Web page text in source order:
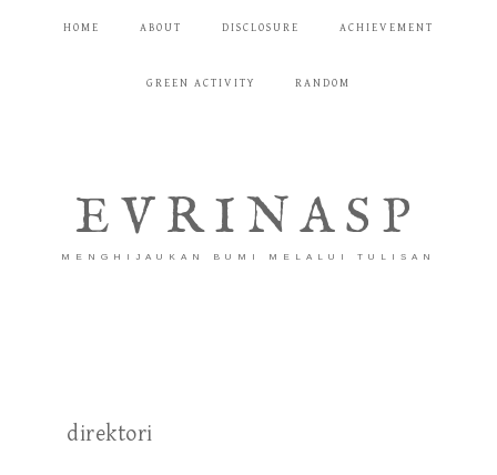
HOME ABOUT DISCLOSURE ACHIEVEMENT
GREEN ACTIVITY RANDOM
EVRINASP
MENGHIJAUKAN BUMI MELALUI TULISAN
direktori